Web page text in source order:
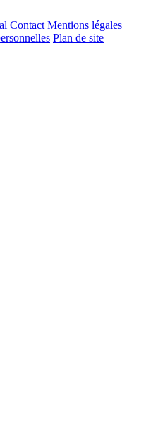
Contact Mentions légales
Plan de site